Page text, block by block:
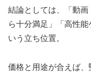
結論としては、「動
ら十分満足」「高性
いう立ち位置。
価格と用途が合えば、